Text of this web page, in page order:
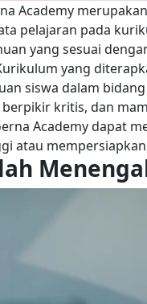
Academy
pelajaran pada
yang sesuai
yang
siswa dalam
kritis, dan
Academy dapat
atau